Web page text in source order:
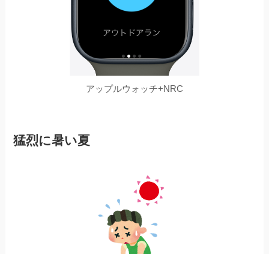
アップルウォッチ+NRC
猛烈に暑い夏